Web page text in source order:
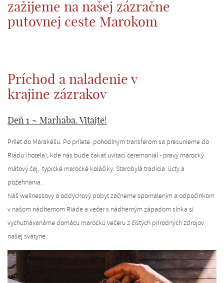
zažijeme na našej zázračne
putovnej ceste Marokom
Príchod a naladenie v
krajine zázrakov
Deň 1 ~ Marhaba. Vitajte!
Prílet do Marakéšu. Po prílete pohodlným transferom sa presunieme do
Riádu (hotela), kde nás bude čakať uvítací ceremoniál - pravý marocký
mätový čaj, typické marocké koláčiky. Starobylá tradícia úcty a
požehnania.
Náš wellnessový a oddychový pobyt začneme spomalením a odpočinkom
v našom nádhernom Riáde a večer s nádherným západom slnka si
vychutnávanáme domácu marockú večeru z čistých prírodných zdrojov
našej svätyne.